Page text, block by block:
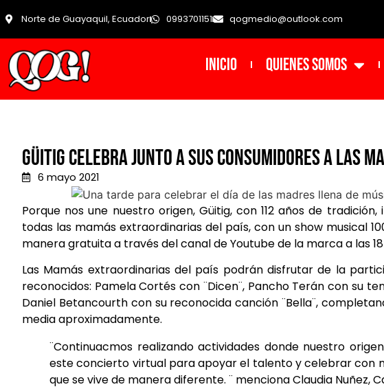
Norte de Guayaquil, Ecuador 0993701151 qogmedio@outlook.com
INICIO Quienes Somos
Güitig celebra junto a sus consumidores a las
6 mayo 2021
Porque nos une nuestro origen, Güitig, con 112 años de
todas las mamás extraordinarias del país, con un show musical
manera gratuita a través del canal de Youtube de la marca a las
Las Mamás extraordinarias del país podrán disfrutar de la
reconocidos: Pamela Cortés con ¨Dicen¨, Pancho Terán con su
Daniel Betancourth con su reconocida canción ¨Bella¨,
media aproximadamente.
¨Continuacmos realizando actividades donde nuestro
este concierto virtual para apoyar el talento y celebrar con
que se vive de manera diferente. ¨ menciona Claudia Nuñez,